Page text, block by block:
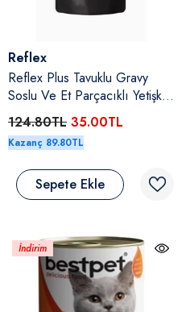
Satıcı:
Reflex
Reflex Plus Tavuklu Gravy
Soslu Ve Et Parçacıklı Yetişkin
Kedi Yaş Maması 85 Gr
124.80TL 35.00TL
Kazanç 89.80TL
Sepete Ekle
İndirim